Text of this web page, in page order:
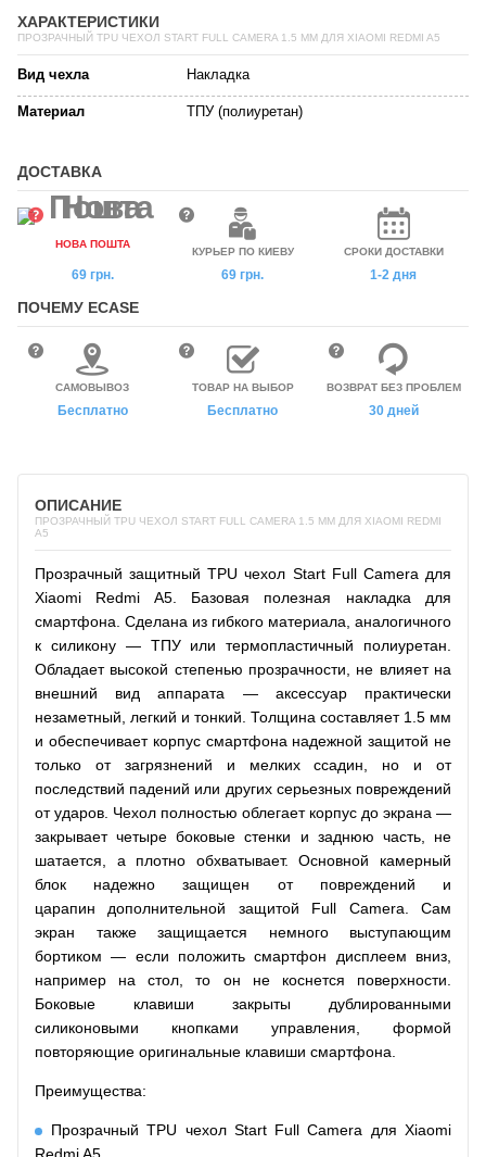
ХАРАКТЕРИСТИКИ
ПРОЗРАЧНЫЙ TPU ЧЕХОЛ START FULL CAMERA 1.5 ММ ДЛЯ XIAOMI REDMI A5
Вид чехла Накладка
Материал ТПУ (полиуретан)
ДОСТАВКА
НОВА ПОШТА
69 грн.
КУРЬЕР ПО КИЕВУ
69 грн.
СРОКИ ДОСТАВКИ
1-2 дня
ПОЧЕМУ ECASE
САМОВЫВОЗ
Бесплатно
ТОВАР НА ВЫБОР
Бесплатно
ВОЗВРАТ БЕЗ ПРОБЛЕМ
30 дней
ОПИСАНИЕ
ПРОЗРАЧНЫЙ TPU ЧЕХОЛ START FULL CAMERA 1.5 ММ ДЛЯ XIAOMI REDMI
A5
Прозрачный защитный TPU чехол Start Full Camera для
Xiaomi Redmi A5. Базовая полезная накладка для
смартфона. Сделана из гибкого материала, аналогичного
к силикону — ТПУ или термопластичный полиуретан.
Обладает высокой степенью прозрачности, не влияет на
внешний вид аппарата — аксессуар практически
незаметный, легкий и тонкий. Толщина составляет 1.5 мм
и обеспечивает корпус смартфона надежной защитой не
только от загрязнений и мелких ссадин, но и от
последствий падений или других серьезных повреждений
от ударов. Чехол полностью облегает корпус до экрана —
закрывает четыре боковые стенки и заднюю часть, не
шатается, а плотно обхватывает. Основной камерный
блок надежно защищен от повреждений и
царапин дополнительной защитой Full Camera. Сам
экран также защищается немного выступающим
бортиком — если положить смартфон дисплеем вниз,
например на стол, то он не коснется поверхности.
Боковые клавиши закрыты дублированными
силиконовыми кнопками управления, формой
повторяющие оригинальные клавиши смартфона.
Преимущества:
Прозрачный TPU чехол Start Full Camera для Xiaomi